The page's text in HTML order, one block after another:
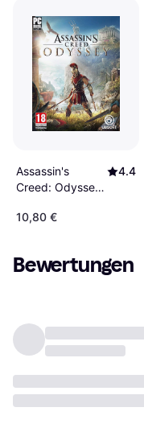
Assassin's
Creed: Odyssey
4.4
10,80 €
Bewertungen